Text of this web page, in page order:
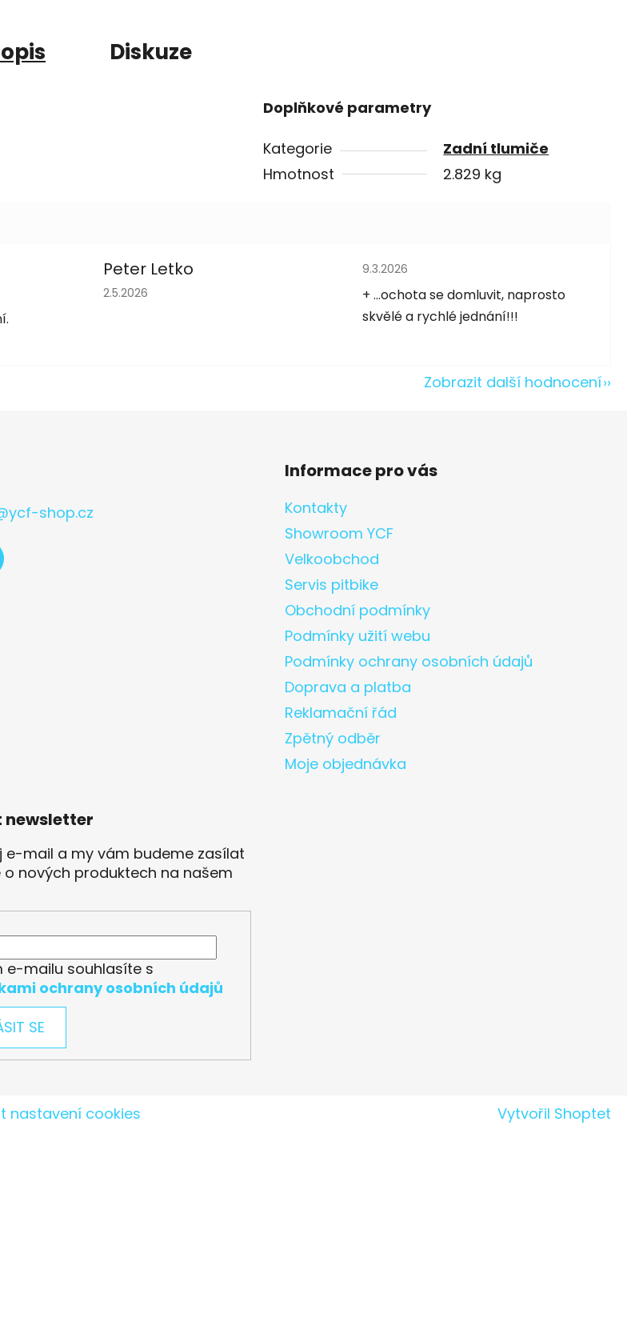
Diskuze
Doplňkové parametry
Kategorie
Zadní tlumiče
Hmotnost
2.829 kg
hvězdiček.
Peter Letko
Hodnocení obchodu je 5 z 5 hvězdiček.
2.5.2026
Hodnocení obchodu je 5 z 5 hvězdiček.
9.3.2026
+ ...ochota se domluvit, naprosto
skvělé a rychlé jednání!!!
Zobrazit další hodnocení
ycf-shop.cz
Informace pro vás
Kontakty
Showroom YCF
Velkoobchod
Servis pitbike
Obchodní podmínky
Podmínky užití webu
Podmínky ochrany osobních údajů
Doprava a platba
Reklamační řád
Zpětný odběr
Moje objednávka
newsletter
e-mail a my vám budeme zasílat
nových produktech na našem
e-mailu souhlasíte s
ochrany osobních údajů
SE
Vytvořil Shoptet
nastavení cookies